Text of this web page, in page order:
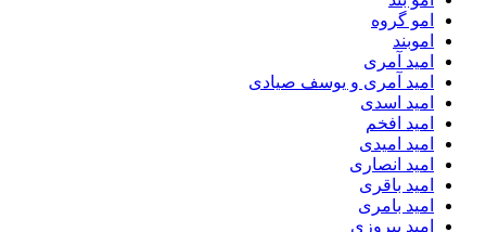
امو گروه
اموبند
امید آمری
امید آمری و یوسف صیادی
امید اسدی
امید افخم
امید امیدی
امید انصاری
امید باقری
امید بامری
امید پیروزی